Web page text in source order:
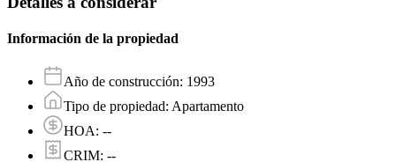
Información de la propiedad
Año de construcción: 1993
Tipo de propiedad: Apartamento
HOA: --
CRIM: --